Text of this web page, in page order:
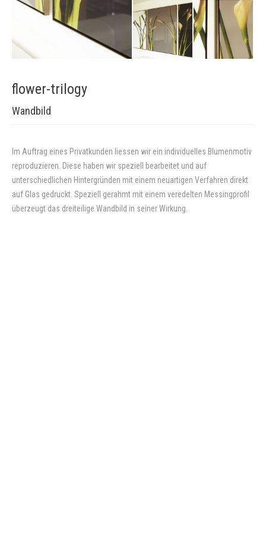
flower-trilogy
Wandbild
Im Auftrag eines Privatkunden liessen wir ein individuelles Blumenmotiv
reproduzieren. Diese haben wir speziell bearbeitet und auf
unterschiedlichen Hintergründen mit einem neuartigen Verfahren direkt
auf Glas gedruckt. Speziell gerahmt mit einem veredelten Messingprofil
überzeugt das dreiteilige Wandbild in seiner Wirkung.